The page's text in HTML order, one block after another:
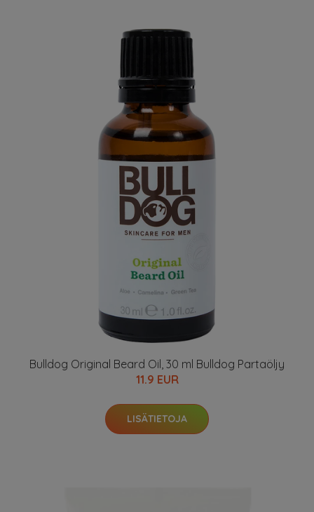
Bulldog Original Beard Oil, 30 ml Bulldog Partaöljy
11.9 EUR
LISÄTIETOJA